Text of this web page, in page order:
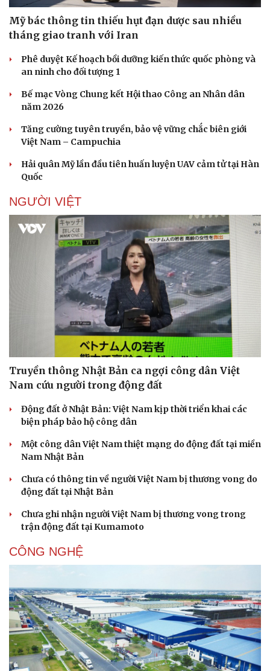
Doanh nghiệp
Thông tin doanh nghiệp
Doanh nhân
Vì cộng đồng
Công nghệ
Trải nghiệm
Mỹ bác thông tin thiếu hụt đạn dược sau nhiều
tháng giao tranh với Iran
Phê duyệt Kế hoạch bồi dưỡng kiến thức quốc phòng và
an ninh cho đối tượng 1
Bế mạc Vòng Chung kết Hội thao Công an Nhân dân
năm 2026
Tăng cường tuyên truyền, bảo vệ vững chắc biên giới
Việt Nam – Campuchia
Hải quân Mỹ lần đầu tiên huấn luyện UAV cảm tử tại Hàn
Quốc
NGƯỜI VIỆT
Truyền thông Nhật Bản ca ngợi công dân Việt
Nam cứu người trong động đất
Động đất ở Nhật Bản: Việt Nam kịp thời triển khai các
biện pháp bảo hộ công dân
Một công dân Việt Nam thiệt mạng do động đất tại miền
Nam Nhật Bản
Chưa có thông tin về người Việt Nam bị thương vong do
động đất tại Nhật Bản
Chưa ghi nhận người Việt Nam bị thương vong trong
trận động đất tại Kumamoto
CÔNG NGHỆ